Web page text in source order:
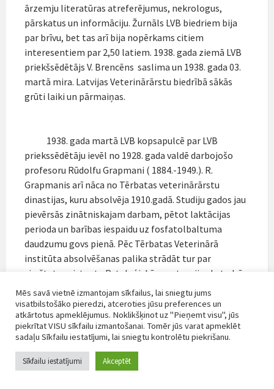
ārzemju literatūras atreferējumus, nekrologus,
pārskatus un informāciju. Žurnāls LVB biedriem bija
par brīvu, bet tas arī bija nopērkams citiem
interesentiem par 2,50 latiem. 1938. gada ziemā LVB
priekšsēdētājs V. Brencēns saslima un 1938. gada 03.
martā mira. Latvijas Veterinārārstu biedrībā sākās
grūti laiki un pārmaiņas.
1938. gada martā LVB kopsapulcē par LVB
priekssēdētāju ievēl no 1928. gada valdē darbojošo
profesoru Rūdolfu Grapmani ( 1884.-1949.). R.
Grapmanis arī nāca no Tērbatas veterinārārstu
dinastijas, kuru absolvēja 1910.gadā. Studiju gados jau
pievērsās zinātniskajam darbam, pētot laktācijas
perioda un barības iespaidu uz fosfatolbaltuma
daudzumu govs pienā. Pēc Tērbatas Veterinārā
institūta absolvēšanas palika strādāt tur par
virsštata asistentu Pataloģiskās anatomijas katedrā.
Tomēr pēc gada nolēma atgriezties Rīgā un iestājās
Rīgas pilsētas dienestā par veterināro sanitārārstu.
1914. gadā viņu iesauca Krievijas armijā, sākoties 1.
pasaules karam. Pēc revolūcijas Krievijā Rūdolfs
Grapmanis atgriezās Latvijā un sāka strādāt par
Saldus rajona veterinārārstu. Nodibinājoties Latvijas
Mēs savā vietnē izmantojam sīkfailus, lai sniegtu jums
visatbilstošāko pieredzi, atceroties jūsu preferences un
atkārtotus apmeklējumus. Noklikšķinot uz "Pieņemt visu", jūs
piekrītat VISU sīkfailu izmantošanai. Tomēr jūs varat apmeklēt
sadaļu Sīkfailu iestatījumi, lai sniegtu kontrolētu piekrišanu.
Sīkfailu iestatījumi Akceptēt